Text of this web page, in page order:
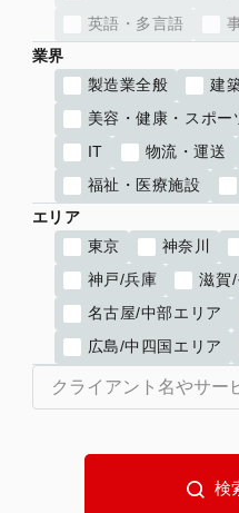
英語・多言語
業界
製造業全般
建
美容・健康・スポー
IT
物流・運送
福祉・医療施設
エリア
東京
神奈川
神戸/兵庫
滋賀
名古屋/中部エリア
広島/中四国エリア